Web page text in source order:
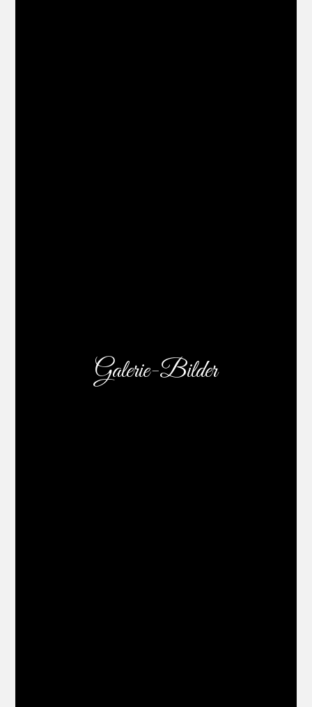
Galerie-Bilder